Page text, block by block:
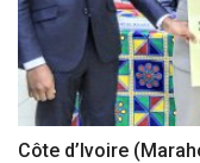
Côte d’Ivoire